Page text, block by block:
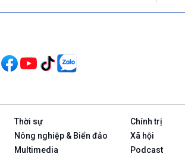
Thời sự Chính trị
Nông nghiệp & Biển đảo Xã hội
Multimedia Podcast